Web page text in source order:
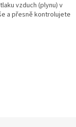
vzduch (plynu) v
a přesně kontrolujete